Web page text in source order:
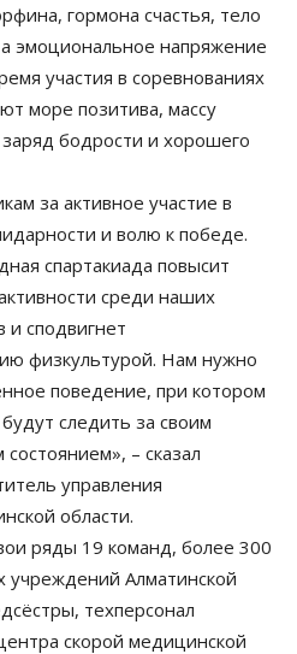
гормона счастья, тело
а эмоциональное напряжение
участия в соревнованиях
море позитива, массу
бодрости и хорошего
за активное участие в
и волю к победе.
спартакиада повысит
среди наших
и сподвигнет
физкультурой. Нам нужно
поведение, при котором
следить за своим
– сказал
управления
области.
ряды 19 команд, более 300
учреждений Алматинской
техперсонал
скорой медицинской